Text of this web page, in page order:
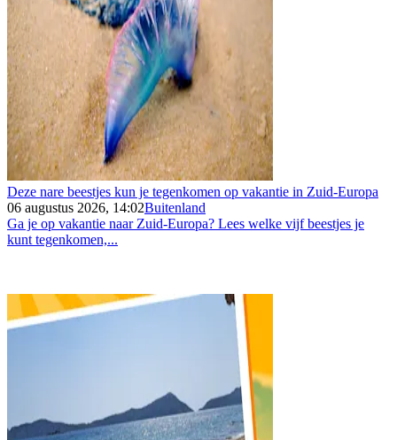
Deze nare beestjes kun je tegenkomen op vakantie in Zuid-Europa
06 augustus 2026, 14:02Buitenland
Ga je op vakantie naar Zuid-Europa? Lees welke vijf beestjes je
kunt tegenkomen,...